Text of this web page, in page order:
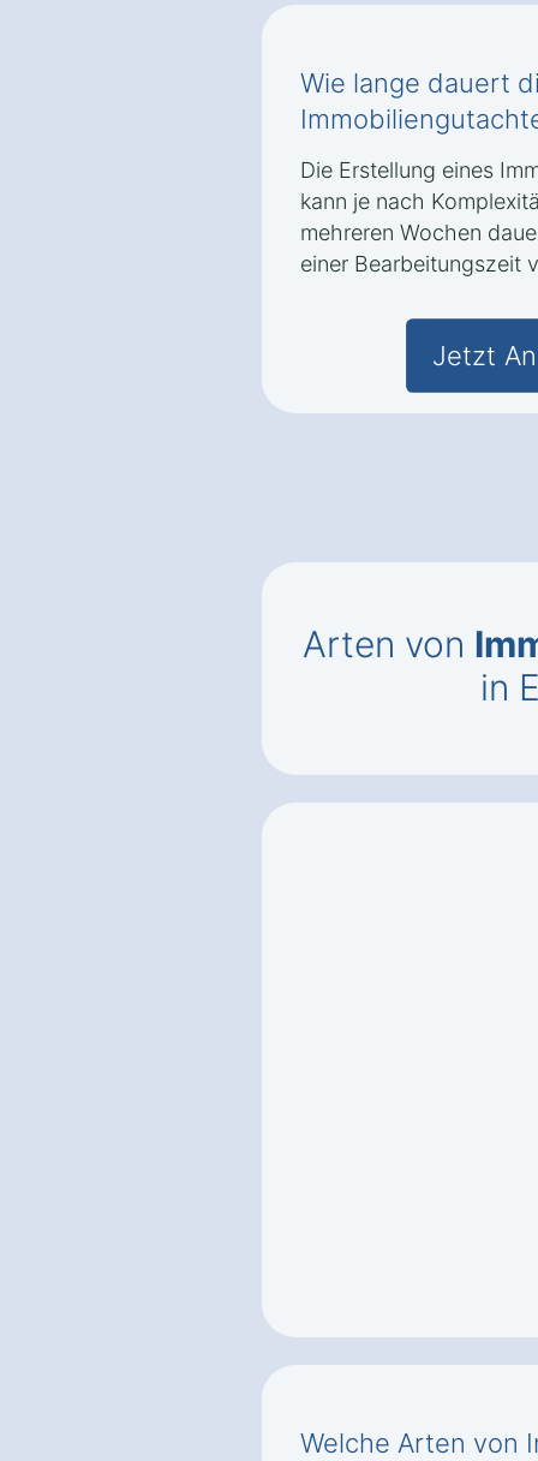
Wie lange dauert
Die Erstellung eines
kann je nach
mehreren Wochen
einer Bearbeitungszeit
Jetzt
Arten von
in
Welche Arten von